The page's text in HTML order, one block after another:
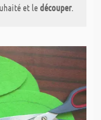
et le découper.